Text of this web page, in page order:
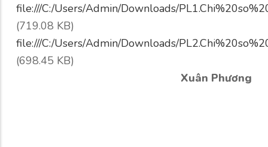
file:///C:/Users/Admin/Downloads/
(719.08 KB)
file:///C:/Users/Admin/Downloads/
(698.45 KB)
Xuân Phương